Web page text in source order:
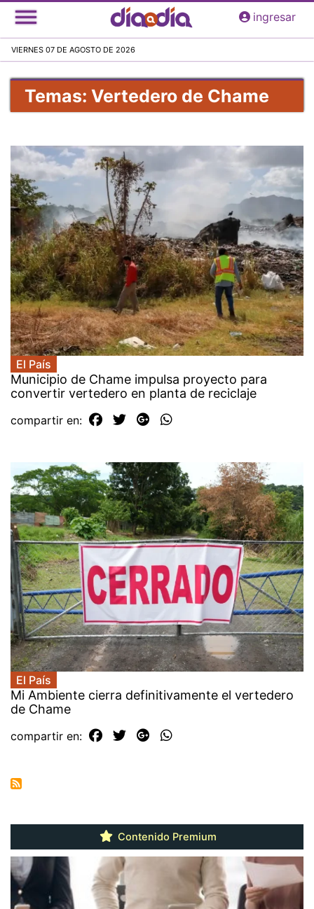
Pasar
al
principal
ingresar
VIERNES 07 DE AGOSTO DE 2026
Temas: Vertedero de Chame
El País
Municipio de Chame impulsa proyecto para
convertir vertedero en planta de reciclaje
compartir en:
El País
Mi Ambiente cierra definitivamente el vertedero
de Chame
compartir en:
Contenido Premium